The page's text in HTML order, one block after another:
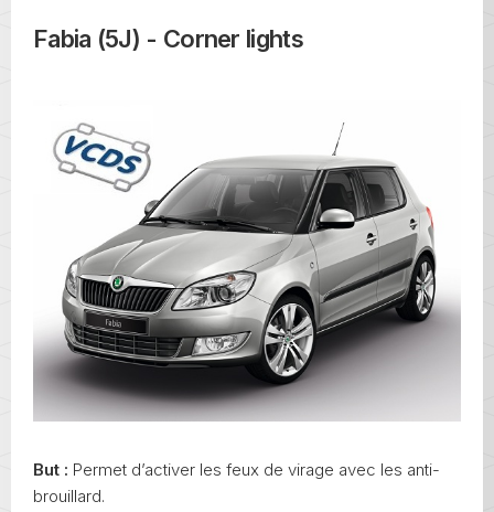
Fabia (5J) - Corner lights
But : Permet d’activer les feux de virage avec les anti-
brouillard.